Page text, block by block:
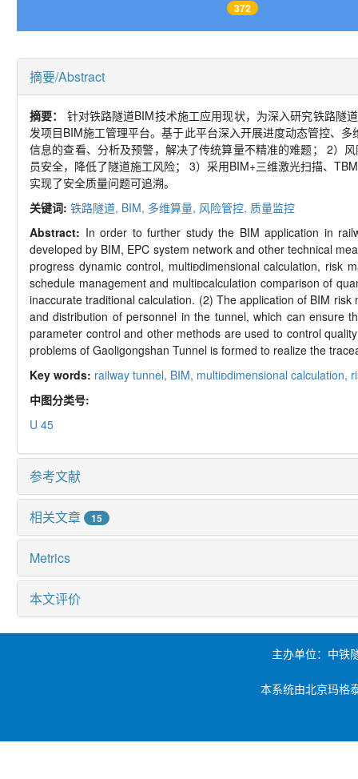
372
摘要/Abstract
摘要： 针对铁路隧道BIM技术施工应用现状，为深入研究铁路隧
发项目BIM施工管理平台。基于此平台深入开展进度动态管控、
信息的查看、分析及预警，解决了传统算量不精准的难题；
2）
员安全，降低了隧道施工风险；
3）采用BIM+三维激光扫描、TBM
实现了安全质量问题可追溯。
关键词: 铁路隧道, BIM, 多维算量, 风险管控, 质量监控
Abstract: In order to further study the BIM application in
developed by BIM, EPC system network and other technical
progress dynamic control, multidimensional calculation, risk
schedule management and multicalculation comparison of
inaccurate traditional calculation. (2) The application of BIM
and distribution of personnel in the tunnel, which can ensure
parameter control and other methods are used to control
problems of Gaoligongshan Tunnel is formed to realize the
Key words: railway tunnel, BIM, multidimensional calculation,
中图分类号:
U 45
参考文献
相关文章 15
Metrics
本文评价
主办单位：中铁
本系统由北京玛格